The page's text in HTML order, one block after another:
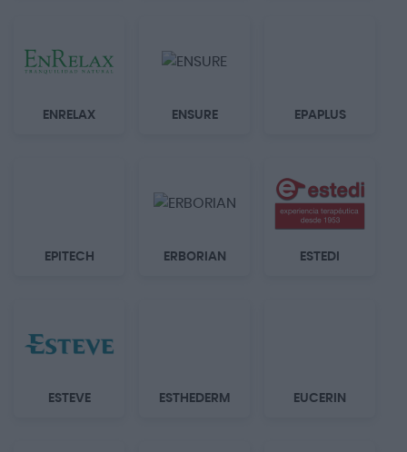
ENRELAX ENSURE EPAPLUS
EPITECH ERBORIAN ESTEDI
ESTEVE ESTHEDERM EUCERIN